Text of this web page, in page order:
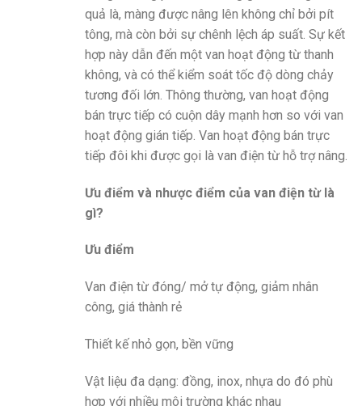
quả là, màng được nâng lên không chỉ bởi pít
tông, mà còn bởi sự chênh lệch áp suất. Sự kết
hợp này dẫn đến một van hoạt động từ thanh
không, và có thể kiểm soát tốc độ dòng chảy
tương đối lớn. Thông thường, van hoạt động
bán trực tiếp có cuộn dây mạnh hơn so với van
hoạt động gián tiếp. Van hoạt động bán trực
tiếp đôi khi được gọi là van điện từ hỗ trợ nâng.
Ưu điểm và nhược điểm của van điện từ là
gì?
Ưu điểm
Van điện từ đóng/ mở tự động, giảm nhân
công, giá thành rẻ
Thiết kế nhỏ gọn, bền vững
Vật liệu đa dạng: đồng, inox, nhựa do đó phù
hợp với nhiều môi trường khác nhau